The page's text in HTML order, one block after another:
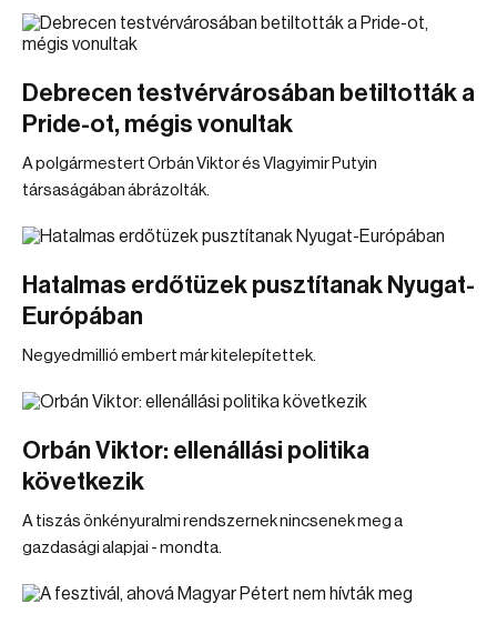
Debrecen testvérvárosában betiltották a
Pride-ot, mégis vonultak
A polgármestert Orbán Viktor és Vlagyimir Putyin
társaságában ábrázolták.
Hatalmas erdőtüzek pusztítanak Nyugat-
Európában
Negyedmillió embert már kitelepítettek.
Orbán Viktor: ellenállási politika
következik
A tiszás önkényuralmi rendszernek nincsenek meg a
gazdasági alapjai - mondta.